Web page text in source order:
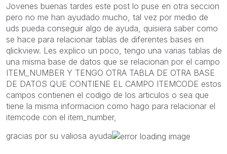
Jovenes buenas tardes este post lo puse en otra seccion
pero no me han ayudado mucho, tal vez por medio de
uds pueda conseguir algo de ayuda, quisiera saber como
se hace para relacionar tablas de diferentes bases en
qlickview. Les explico un poco, tengo una varias tablas de
una misma base de datos que se relacionan por el campo
ITEM_NUMBER Y TENGO OTRA TABLA DE OTRA BASE
DE DATOS QUE CONTIENE EL CAMPO ITEMCODE estos
campos contienen el codigo de los articulos o sea que
tiene la misma informacion como hago para relacionar el
itemcode con el item_number,
gracias por su valiosa ayuda